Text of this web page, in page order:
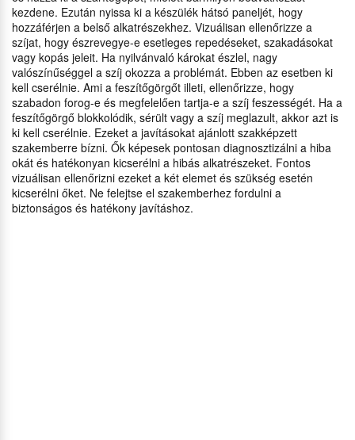
kezdene. Ezután nyissa ki a készülék hátsó paneljét, hogy
hozzáférjen a belső alkatrészekhez. Vizuálisan ellenőrizze a
szíjat, hogy észrevegye-e esetleges repedéseket, szakadásokat
vagy kopás jeleit. Ha nyilvánvaló károkat észlel, nagy
valószínűséggel a szíj okozza a problémát. Ebben az esetben ki
kell cserélnie. Ami a feszítőgörgőt illeti, ellenőrizze, hogy
szabadon forog-e és megfelelően tartja-e a szíj feszességét. Ha a
feszítőgörgő blokkolódik, sérült vagy a szíj meglazult, akkor azt is
ki kell cserélnie. Ezeket a javításokat ajánlott szakképzett
szakemberre bízni. Ők képesek pontosan diagnosztizálni a hiba
okát és hatékonyan kicserélni a hibás alkatrészeket. Fontos
vizuálisan ellenőrizni ezeket a két elemet és szükség esetén
kicserélni őket. Ne felejtse el szakemberhez fordulni a
biztonságos és hatékony javításhoz.